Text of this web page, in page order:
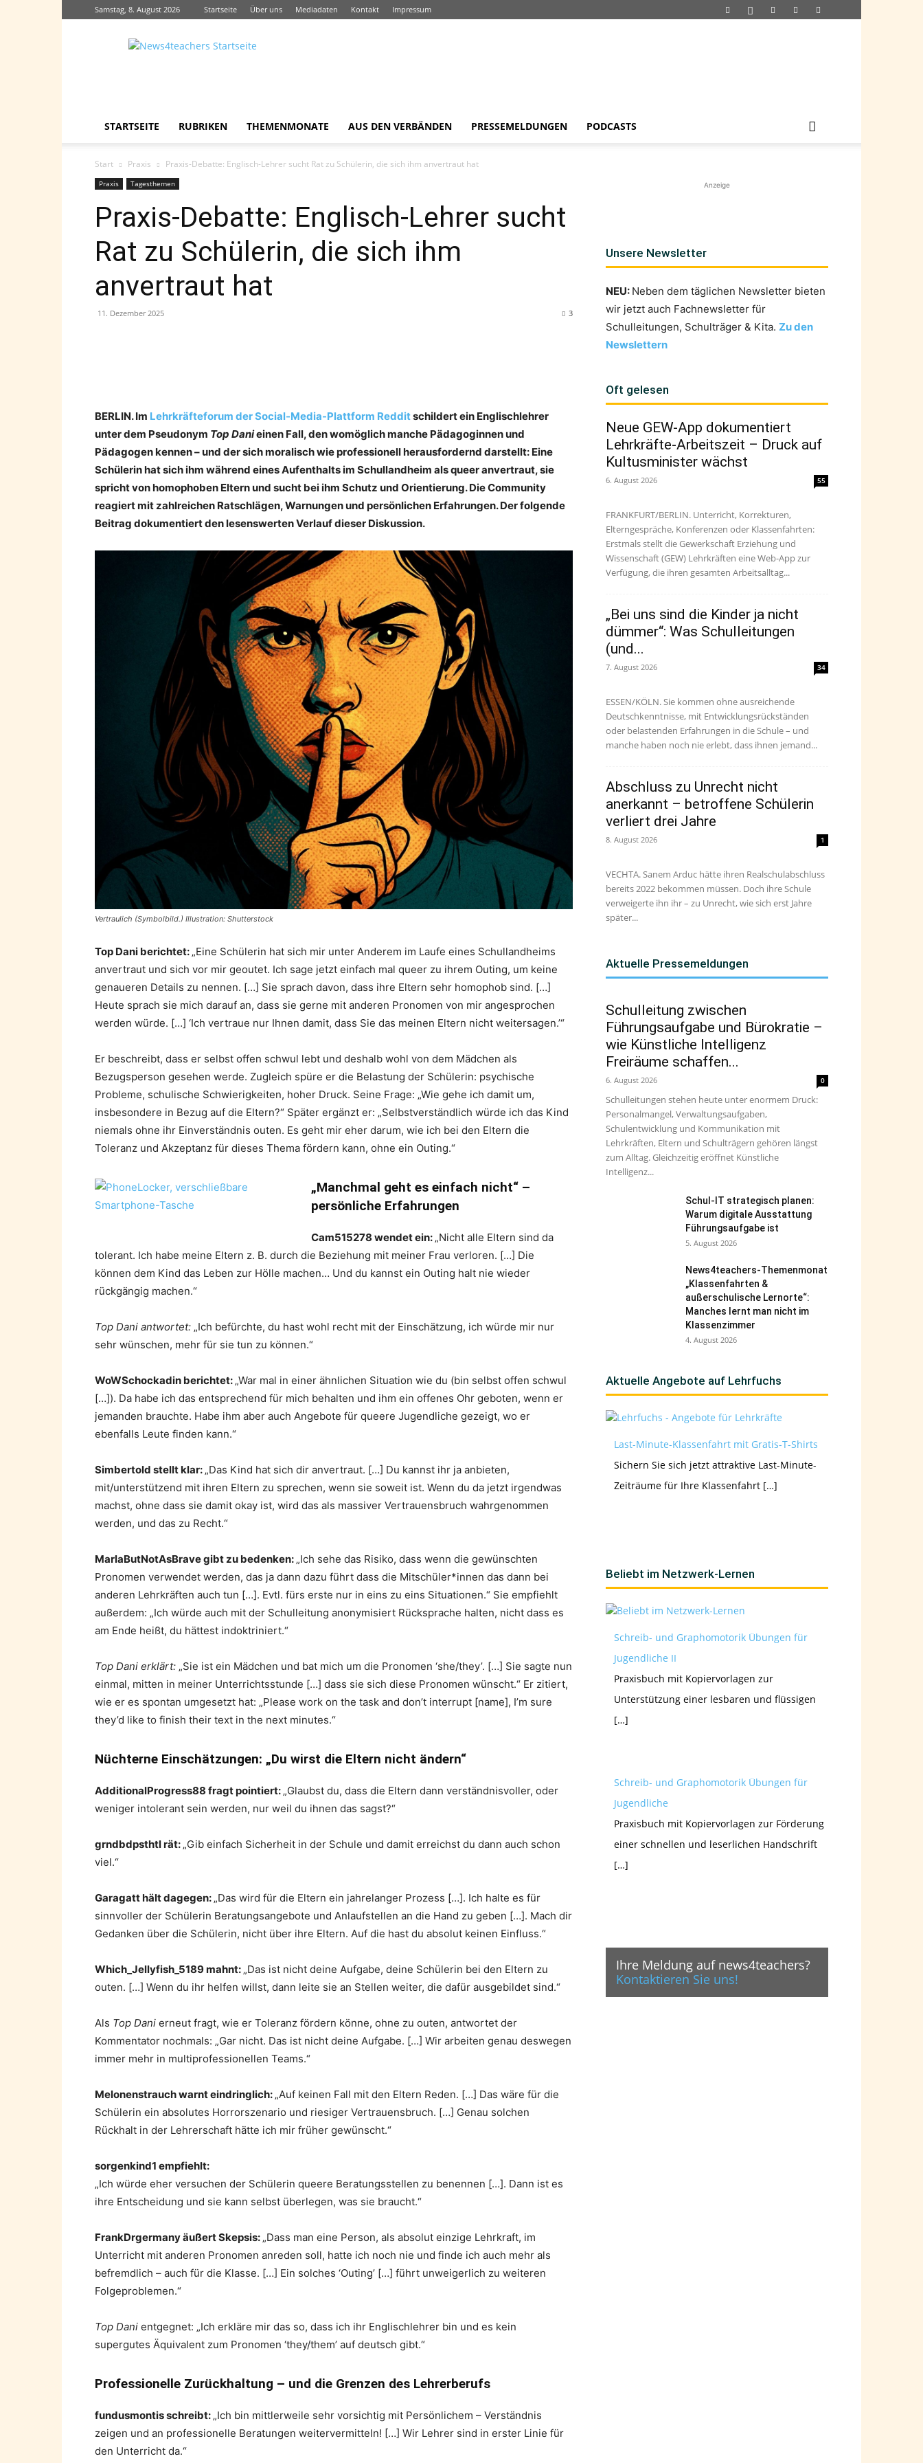
Samstag, 8. August 2026 Startseite Über uns Mediadaten Kontakt Impressum
News4teachers
STARTSEITE RUBRIKEN THEMENMONATE AUS DEN VERBÄNDEN PRESSEMELDUNGEN PODCASTS
Start Praxis Praxis-Debatte: Englisch-Lehrer sucht Rat zu Schülerin, die sich ihm anvertraut hat
Praxis Tagesthemen
Praxis-Debatte: Englisch-Lehrer sucht
Rat zu Schülerin, die sich ihm
anvertraut hat
11. Dezember 2025 3
BERLIN. Im Lehrkräfteforum der Social-Media-Plattform Redditschildert ein Englischlehrer
unter dem Pseudonym Top Danieinen Fall, den womöglich manche Pädagoginnen und
Pädagogen kennen – und der sich moralisch wie professionell herausfordernd darstellt: Eine
Schülerin hat sich ihm während eines Aufenthalts im Schullandheim als queer anvertraut, sie
spricht von homophoben Eltern und sucht bei ihm Schutz und Orientierung. Die Community
reagiert mit zahlreichen Ratschlägen, Warnungen und persönlichen Erfahrungen. Der folgende
Beitrag dokumentiert den lesenswerten Verlauf dieser Diskussion.
Vertraulich (Symbolbild.) Illustration: Shutterstock
Top Dani berichtet: „Eine Schülerin hat sich mir unter Anderem im Laufe eines Schullandheims
anvertraut und sich vor mir geoutet. Ich sage jetzt einfach mal queer zu ihrem Outing, um keine
genaueren Details zu nennen. […] Sie sprach davon, dass ihre Eltern sehr homophob sind. […]
Heute sprach sie mich darauf an, dass sie gerne mit anderen Pronomen von mir angesprochen
werden würde. […] ‘Ich vertraue nur Ihnen damit, dass Sie das meinen Eltern nicht weitersagen.’“
Er beschreibt, dass er selbst offen schwul lebt und deshalb wohl von dem Mädchen als
Bezugsperson gesehen werde. Zugleich spüre er die Belastung der Schülerin: psychische
Probleme, schulische Schwierigkeiten, hoher Druck. Seine Frage: „Wie gehe ich damit um,
insbesondere in Bezug auf die Eltern?“ Später ergänzt er: „Selbstverständlich würde ich das Kind
niemals ohne ihr Einverständnis outen. Es geht mir eher darum, wie ich bei den Eltern die
Toleranz und Akzeptanz für dieses Thema fördern kann, ohne ein Outing.“
„Manchmal geht es einfach nicht“ –
persönliche Erfahrungen
Cam515278 wendet ein: „Nicht alle Eltern sind da
tolerant. Ich habe meine Eltern z. B. durch die Beziehung mit meiner Frau verloren. […] Die
können dem Kind das Leben zur Hölle machen… Und du kannst ein Outing halt nie wieder
rückgängig machen.“
Top Dani antwortet: „Ich befürchte, du hast wohl recht mit der Einschätzung, ich würde mir nur
sehr wünschen, mehr für sie tun zu können.“
WoWSchockadin berichtet: „War mal in einer ähnlichen Situation wie du (bin selbst offen schwul
[…]). Da habe ich das entsprechend für mich behalten und ihm ein offenes Ohr geboten, wenn er
jemanden brauchte. Habe ihm aber auch Angebote für queere Jugendliche gezeigt, wo er
ebenfalls Leute finden kann.“
Simbertold stellt klar: „Das Kind hat sich dir anvertraut. […] Du kannst ihr ja anbieten,
mit/unterstützend mit ihren Eltern zu sprechen, wenn sie soweit ist. Wenn du da jetzt irgendwas
machst, ohne dass sie damit okay ist, wird das als massiver Vertrauensbruch wahrgenommen
werden, und das zu Recht.“
MarlaButNotAsBrave gibt zu bedenken: „Ich sehe das Risiko, dass wenn die gewünschten
Pronomen verwendet werden, das ja dann dazu führt dass die Mitschüler*innen das dann bei
anderen Lehrkräften auch tun […]. Evtl. fürs erste nur in eins zu eins Situationen.“ Sie empfiehlt
außerdem: „Ich würde auch mit der Schulleitung anonymisiert Rücksprache halten, nicht dass es
am Ende heißt, du hättest indoktriniert.“
Top Dani erklärt: „Sie ist ein Mädchen und bat mich um die Pronomen ‘she/they’. […] Sie sagte nun
einmal, mitten in meiner Unterrichtsstunde […] dass sie sich diese Pronomen wünscht.“ Er zitiert,
wie er es spontan umgesetzt hat: „Please work on the task and don’t interrupt [name], I’m sure
they’d like to finish their text in the next minutes.“
Nüchterne Einschätzungen: „Du wirst die Eltern nicht ändern“
AdditionalProgress88 fragt pointiert: „Glaubst du, dass die Eltern dann verständnisvoller, oder
weniger intolerant sein werden, nur weil du ihnen das sagst?“
grndbdpsthtl rät: „Gib einfach Sicherheit in der Schule und damit erreichst du dann auch schon
viel.“
Garagatt hält dagegen: „Das wird für die Eltern ein jahrelanger Prozess […]. Ich halte es für
sinnvoller der Schülerin Beratungsangebote und Anlaufstellen an die Hand zu geben […]. Mach dir
Gedanken über die Schülerin, nicht über ihre Eltern. Auf die hast du absolut keinen Einfluss.“
Which_Jellyfish_5189 mahnt: „Das ist nicht deine Aufgabe, deine Schülerin bei den Eltern zu
outen. […] Wenn du ihr helfen willst, dann leite sie an Stellen weiter, die dafür ausgebildet sind.“
Als Top Dani erneut fragt, wie er Toleranz fördern könne, ohne zu outen, antwortet der
Kommentator nochmals: „Gar nicht. Das ist nicht deine Aufgabe. […] Wir arbeiten genau deswegen
immer mehr in multiprofessionellen Teams.“
Melonenstrauch warnt eindringlich: „Auf keinen Fall mit den Eltern Reden. […] Das wäre für die
Schülerin ein absolutes Horrorszenario und riesiger Vertrauensbruch. […] Genau solchen
Rückhalt in der Lehrerschaft hätte ich mir früher gewünscht.“
sorgenkind1 empfiehlt:
„Ich würde eher versuchen der Schülerin queere Beratungsstellen zu benennen […]. Dann ist es
ihre Entscheidung und sie kann selbst überlegen, was sie braucht.“
FrankDrgermany äußert Skepsis: „Dass man eine Person, als absolut einzige Lehrkraft, im
Unterricht mit anderen Pronomen anreden soll, hatte ich noch nie und finde ich auch mehr als
befremdlich – auch für die Klasse. […] Ein solches ‘Outing’ […] führt unweigerlich zu weiteren
Folgeproblemen.“
Top Dani entgegnet: „Ich erkläre mir das so, dass ich ihr Englischlehrer bin und es kein
supergutes Äquivalent zum Pronomen ‘they/them’ auf deutsch gibt.“
Professionelle Zurückhaltung – und die Grenzen des Lehrerberufs
fundusmontis schreibt: „Ich bin mittlerweile sehr vorsichtig mit Persönlichem – Verständnis
zeigen und an professionelle Beratungen weitervermitteln! […] Wir Lehrer sind in erster Linie für
den Unterricht da.“
Anzeige
Unsere Newsletter
NEU: Neben dem täglichen Newsletter bieten
wir jetzt auch Fachnewsletter für
Schulleitungen, Schulträger & Kita. Zu den
Newslettern
Oft gelesen
Neue GEW-App dokumentiert
Lehrkräfte-Arbeitszeit – Druck auf
Kultusminister wächst
6. August 2026 55
FRANKFURT/BERLIN. Unterricht, Korrekturen,
Elterngespräche, Konferenzen oder Klassenfahrten:
Erstmals stellt die Gewerkschaft Erziehung und
Wissenschaft (GEW) Lehrkräften eine Web-App zur
Verfügung, die ihren gesamten Arbeitsalltag...
„Bei uns sind die Kinder ja nicht
dümmer“: Was Schulleitungen
(und...
7. August 2026 34
ESSEN/KÖLN. Sie kommen ohne ausreichende
Deutschkenntnisse, mit Entwicklungsrückständen
oder belastenden Erfahrungen in die Schule – und
manche haben noch nie erlebt, dass ihnen jemand...
Abschluss zu Unrecht nicht
anerkannt – betroffene Schülerin
verliert drei Jahre
8. August 2026 1
VECHTA. Sanem Arduc hätte ihren Realschulabschluss
bereits 2022 bekommen müssen. Doch ihre Schule
verweigerte ihn ihr – zu Unrecht, wie sich erst Jahre
später...
Aktuelle Pressemeldungen
Schulleitung zwischen
Führungsaufgabe und Bürokratie –
wie Künstliche Intelligenz
Freiräume schaffen...
6. August 2026 0
Schulleitungen stehen heute unter enormem Druck:
Personalmangel, Verwaltungsaufgaben,
Schulentwicklung und Kommunikation mit
Lehrkräften, Eltern und Schulträgern gehören längst
zum Alltag. Gleichzeitig eröffnet Künstliche
Intelligenz...
Schul-IT strategisch planen:
Warum digitale Ausstattung
Führungsaufgabe ist
5. August 2026
News4teachers-Themenmonat
„Klassenfahrten &
außerschulische Lernorte“:
Manches lernt man nicht im
Klassenzimmer
4. August 2026
Aktuelle Angebote auf Lehrfuchs
Last-Minute-Klassenfahrt mit Gratis-T-Shirts
Sichern Sie sich jetzt attraktive Last-Minute-
Zeiträume für Ihre Klassenfahrt […]
Beliebt im Netzwerk-Lernen
Schreib- und Graphomotorik Übungen für
Jugendliche II
Praxisbuch mit Kopiervorlagen zur
Unterstützung einer lesbaren und flüssigen
[…]
Schreib- und Graphomotorik Übungen für
Jugendliche
Praxisbuch mit Kopiervorlagen zur Förderung
einer schnellen und leserlichen Handschrift
[…]
Ihre Meldung auf news4teachers?
Kontaktieren Sie uns!